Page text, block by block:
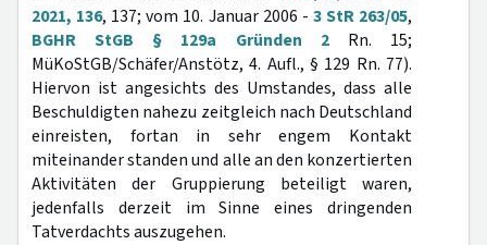
2021, 136, 137; vom 10. Januar 2006 - 3 StR 263/05,
BGHR StGB § 129a Gründen 2Rn. 15;
MüKoStGB/Schäfer/Anstötz, 4. Aufl., § 129 Rn. 77).
Hiervon ist angesichts des Umstandes, dass alle
Beschuldigten nahezu zeitgleich nach Deutschland
einreisten, fortan in sehr engem Kontakt
miteinander standen und alle an den konzertierten
Aktivitäten der Gruppierung beteiligt waren,
jedenfalls derzeit im Sinne eines dringenden
Tatverdachts auszugehen.